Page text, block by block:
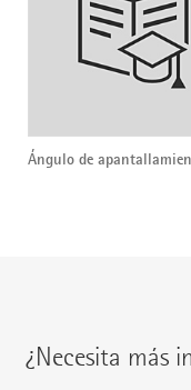
Ángulo de
¿Necesita más